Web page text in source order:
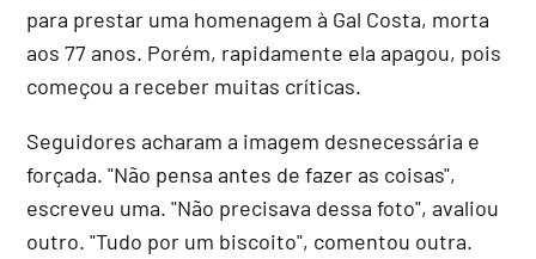
para prestar uma homenagem à Gal Costa, morta
aos 77 anos. Porém, rapidamente ela apagou, pois
começou a receber muitas críticas.
Seguidores acharam a imagem desnecessária e
forçada. "Não pensa antes de fazer as coisas",
escreveu uma. "Não precisava dessa foto", avaliou
outro. "Tudo por um biscoito", comentou outra.